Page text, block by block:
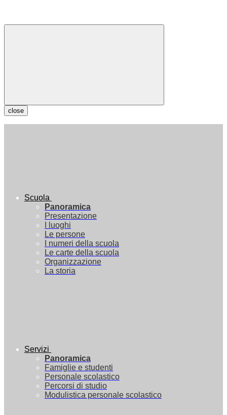
close
Scuola
Panoramica
Presentazione
I luoghi
Le persone
I numeri della scuola
Le carte della scuola
Organizzazione
La storia
Servizi
Panoramica
Famiglie e studenti
Personale scolastico
Percorsi di studio
Modulistica personale scolastico